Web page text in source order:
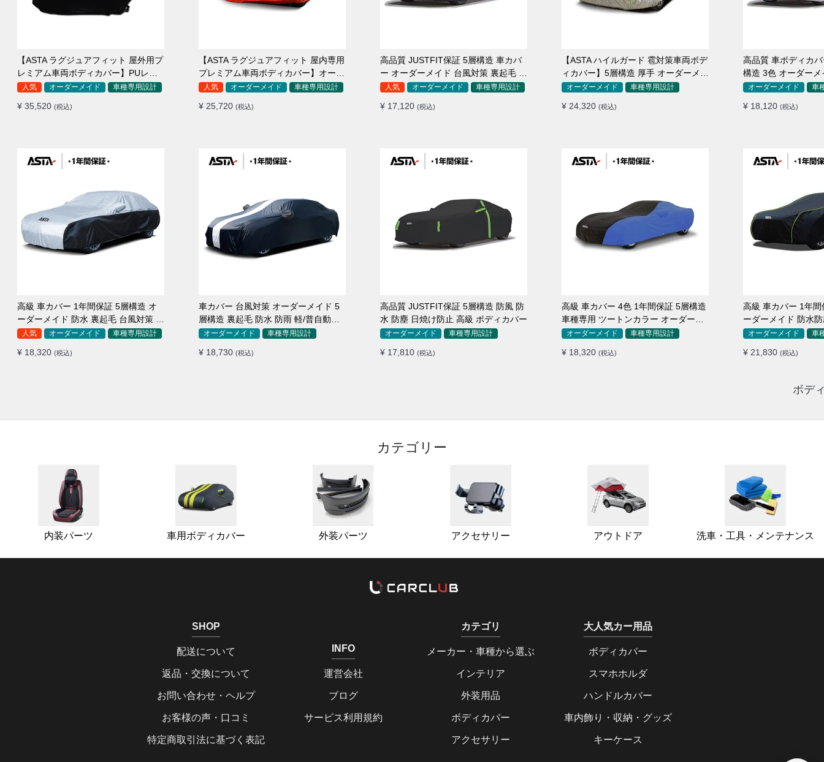
【ASTA ラグジュアフィット 屋外用プ
レミアム車両ボディカバー】PUレザ
ー製 オーダーメイド 高級感 裏起毛車
人気 オーダーメイド 車種専用設計
¥ 35,520 (税込)
【ASTA ラグジュアフィット 屋内専用
プレミアム車両ボディカバー】オーダ
ーメイド 最高級生地 柔かい 裏起毛車
人気 オーダーメイド 車種専用設計
¥ 25,720 (税込)
高品質 JUSTFIT保証 5層構造 車カバ
ー オーダーメイド 台風対策 裏起毛 防
水 耐久性 傷保護
人気 オーダーメイド 車種専用設計
¥ 17,120 (税込)
【ASTA ハイルガード 雹対策車両ボデ
ィカバー】5層構造 厚手 オーダーメイ
ド 凍結防止 防雪防風 極厚 防風ロープ
オーダーメイド 車種専用設計
¥ 24,320 (税込)
高品質 車ボディカバ
構造 3色 オーダー
防水 四季
オーダーメイド 車
¥ 18,120 (税込)
高級 車カバー 1年間保証 5層構造 オ
ーダーメイド 防水 裏起毛 台風対策 黄
砂対策 車種専用
人気 オーダーメイド 車種専用設計
¥ 18,320 (税込)
車カバー 台風対策 オーダーメイド 5
層構造 裏起毛 防水 防雨 軽/普自動車
SUV対応 おすすめ
オーダーメイド 車種専用設計
¥ 18,730 (税込)
高品質 JUSTFIT保証 5層構造 防風 防
水 防塵 日焼け防止 高級 ボディカバー
オーダーメイド 車種専用設計
¥ 17,810 (税込)
高級 車カバー 4色 1年間保証 5層構造
車種専用 ツートンカラー オーダーメ
イド 防水 耐久性
オーダーメイド 車種専用設計
¥ 18,320 (税込)
高級 車カバー 1年
ーダーメイド 防水
用オーダーメイド 車
¥ 21,830 (税込)
ボデ
カテゴリー
内装パーツ 車用ボディカバー 外装パーツ アクセサリー アウトドア 洗車・工具・メンテナンス
SHOP
配送について
返品・交換について
お問い合わせ・ヘルプ
お客様の声・口コミ
特定商取引法に基づく表記
INFO
運営会社
ブログ
サービス利用規約
カテゴリ
メーカー・車種から選ぶ
インテリア
外装用品
ボディカバー
アクセサリー
大人気カー用品
ボディカバー
スマホホルダ
ハンドルカバー
車内飾り・収納・グッズ
キーケース